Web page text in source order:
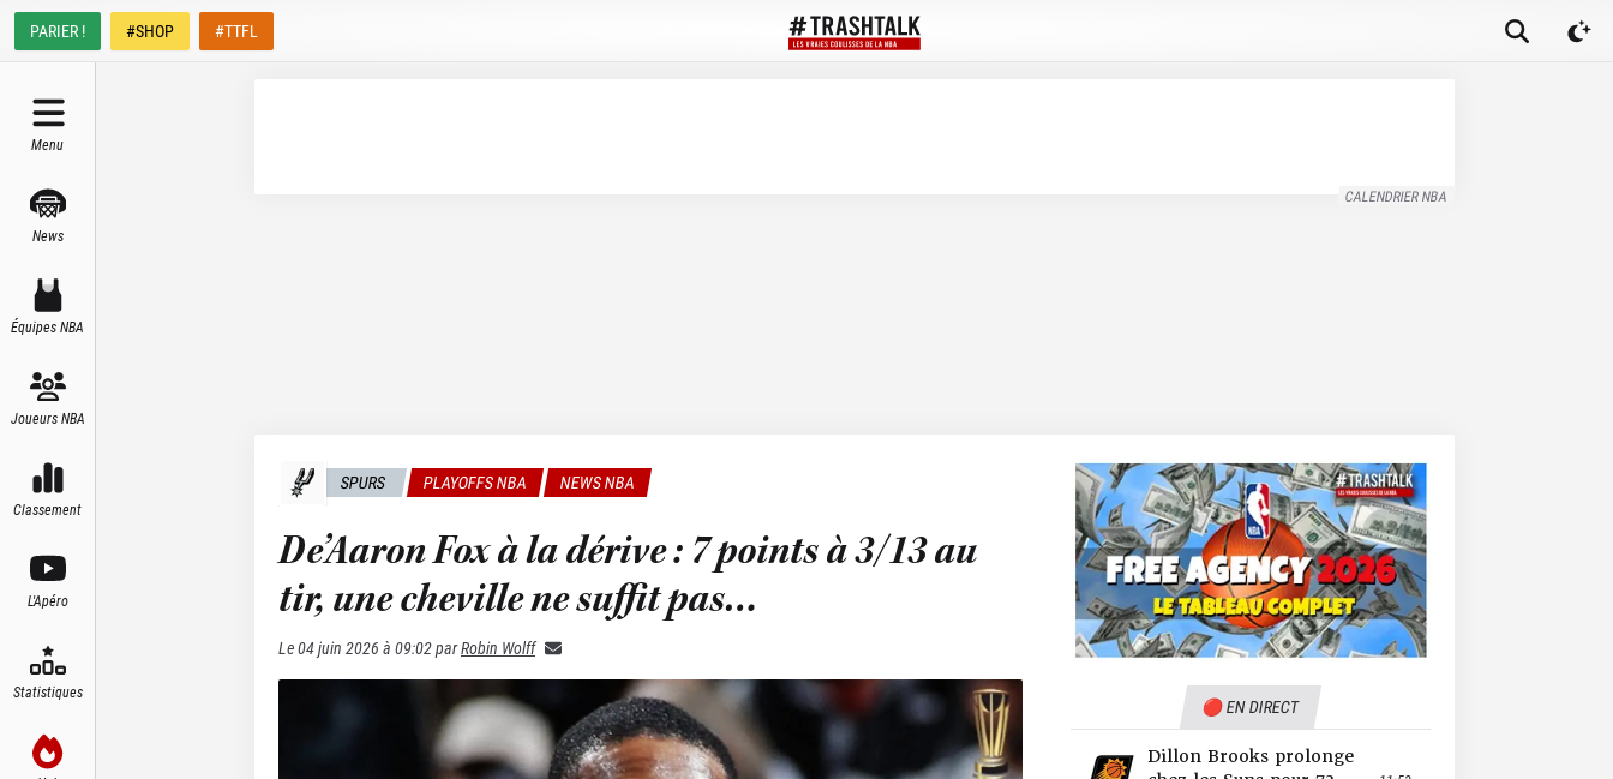
PARIER ! #SHOP #TTFL
Menu
News
Équipes NBA
Joueurs NBA
Classement
L'Apéro
Statistiques
CALENDRIER NBA
SPURS PLAYOFFS NBA NEWS NBA
De’Aaron Fox à la dérive : 7 points à 3/13 au
tir, une cheville ne suffit pas…
Le04 juin 2026 à 09:02parRobin Wolff
🔴 EN DIRECT
Dillon Brooks prolonge